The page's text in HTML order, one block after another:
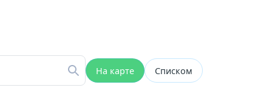
На карте Списком